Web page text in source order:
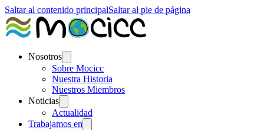
Saltar al contenido principalSaltar al pie de página
Nosotros
Sobre Mocicc
Nuestra Historia
Nuestros Miembros
Noticias
Actualidad
Trabajamos en